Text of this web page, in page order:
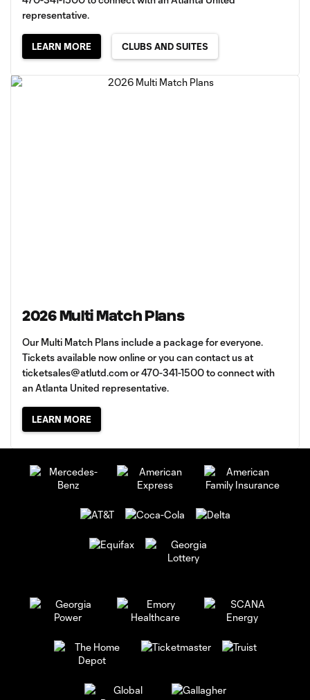
representative.
LEARN MORE CLUBS AND SUITES
2026 Multi Match Plans
Our Multi Match Plans include a package for everyone.
Tickets available now online or you can contact us at
ticketsales@atlutd.comor 470-341-1500 to connect with
an Atlanta United representative.
LEARN MORE